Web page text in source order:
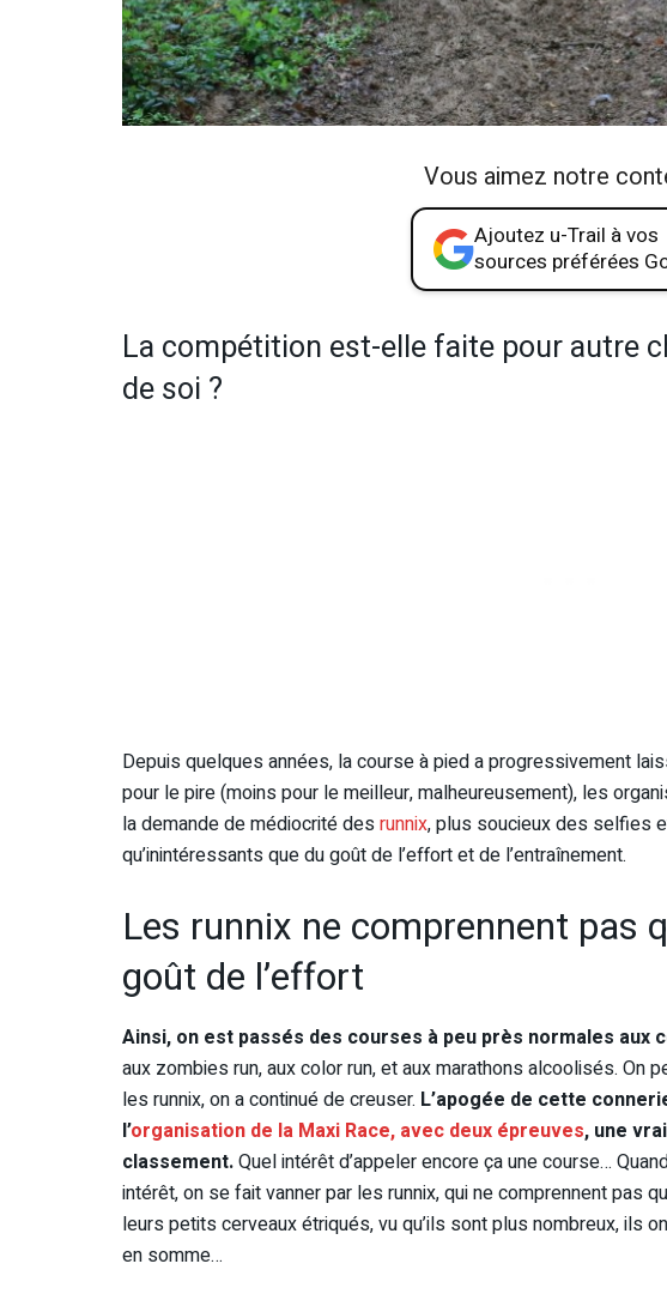
Vous aimez notre
Ajoutez u-Trail à vos
sources préférées
La compétition est-elle faite pour autre
de soi ?
Depuis quelques années, la course à pied a progressivement
pour le pire (moins pour le meilleur, malheureusement), les
la demande de médiocrité desrunnix, plus soucieux des selfies
qu’inintéressants que du goût de l’effort et de l’entraînement.
Les runnix ne comprennent pas
goût de l’effort
Ainsi, on est passés des courses à peu près normales
aux zombies run, aux color run, et aux marathons alcoolisés. On
les runnix, on a continué de creuser. L’apogée de cette
l’organisation de la Maxi Race, avec deux épreuves, une
classement.Quel intérêt d’appeler encore ça une course…
intérêt, on se fait vanner par les runnix, qui ne comprennent pas
leurs petits cerveaux étriqués, vu qu’ils sont plus nombreux, ils
en somme…